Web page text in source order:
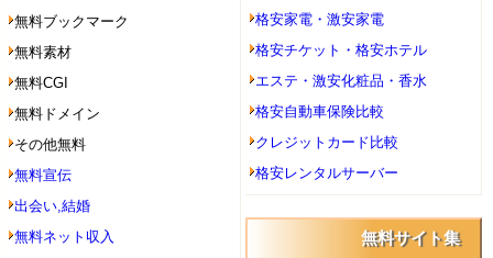
無料ブックマーク
無料素材
無料CGI
無料ドメイン
その他無料
無料宣伝
出会い,結婚
無料ネット収入
格安家電・激安家電
格安チケット・格安ホテル
エステ・激安化粧品・香水
格安自動車保険比較
クレジットカード比較
格安レンタルサーバー
無料サイト集